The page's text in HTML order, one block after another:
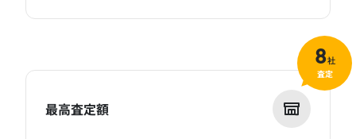
最高査定額
8社
査定